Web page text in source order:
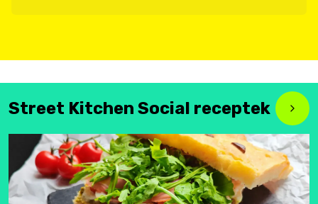
Street Kitchen Social receptek